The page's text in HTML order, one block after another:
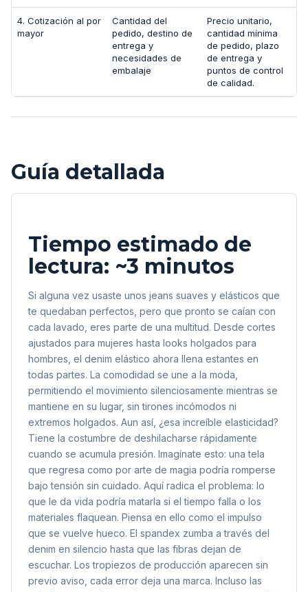
4. Cotización al por
mayor
Cantidad del
pedido, destino de
entrega y
necesidades de
embalaje
Precio unitario,
cantidad mínima
de pedido, plazo
de entrega y
puntos de control
de calidad.
Guía detallada
Tiempo estimado de
lectura: ~3 minutos
Si alguna vez usaste unos jeans suaves y elásticos que
te quedaban perfectos, pero que pronto se caían con
cada lavado, eres parte de una multitud. Desde cortes
ajustados para mujeres hasta looks holgados para
hombres, el denim elástico ahora llena estantes en
todas partes. La comodidad se une a la moda,
permitiendo el movimiento silenciosamente mientras se
mantiene en su lugar, sin tirones incómodos ni
extremos holgados. Aun así, ¿esa increíble elasticidad?
Tiene la costumbre de deshilacharse rápidamente
cuando se acumula presión. Imagínate esto: una tela
que regresa como por arte de magia podría romperse
bajo tensión sin cuidado. Aquí radica el problema: lo
que le da vida podría matarla si el tiempo falla o los
materiales flaquean. Piensa en ello como el impulso
que se vuelve hueco. El spandex zumba a través del
denim en silencio hasta que las fibras dejan de
escuchar. Los tropiezos de producción aparecen sin
previo aviso, cada error deja una marca. Incluso las